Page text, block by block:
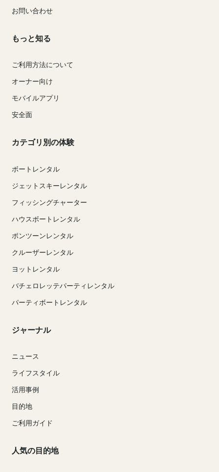
お問い合わせ
もっと知る
ご利用方法について
オーナー向け
モバイルアプリ
安全面
カテゴリ別の体験
ボートレンタル
ジェットスキーレンタル
フィッシングチャーター
ハウスボートレンタル
ポンツーンレンタル
クルーザーレンタル
ヨットレンタル
バチェロレッテパーティレンタル
パーティボートレンタル
ジャーナル
ニュース
ライフスタイル
活用事例
目的地
ご利用ガイド
人気の目的地